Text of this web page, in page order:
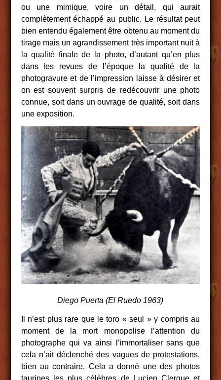
ou une mimique, voire un détail, qui aurait
complètement échappé au public. Le résultat peut
bien entendu également être obtenu au moment du
tirage mais un agrandissement très important nuit à
la qualité finale de la photo, d’autant qu’en plus
dans les revues de l’époque la qualité de la
photogravure et de l’impression laisse à désirer et
on est souvent surpris de redécouvrir une photo
connue, soit dans un ouvrage de qualité, soit dans
une exposition.
Diego Puerta (El Ruedo 1963)
Il n’est plus rare que le toro « seul » y compris au
moment de la mort monopolise l’attention du
photographe qui va ainsi l’immortaliser sans que
cela n’ait déclenché des vagues de protestations,
bien au contraire. Cela a donné une des photos
taurines les plus célèbres de Lucien Clergue et